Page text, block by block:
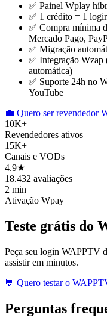
✅ Painel Wplay
✅ 1 crédito = 1
✅ Compra mínima
Mercado Pago,
✅ Migração
✅ Integração
automática)
✅ Suporte 24h no
YouTube
💼 Quero ser revendedor
10K+
Revendedores ativos
15K+
Canais e VODs
4.9★
18.432 avaliações
2 min
Ativação Wpay
Teste grátis do
Peça seu login WAPPTV
assistir em minutos.
💬 Quero testar o
Perguntas